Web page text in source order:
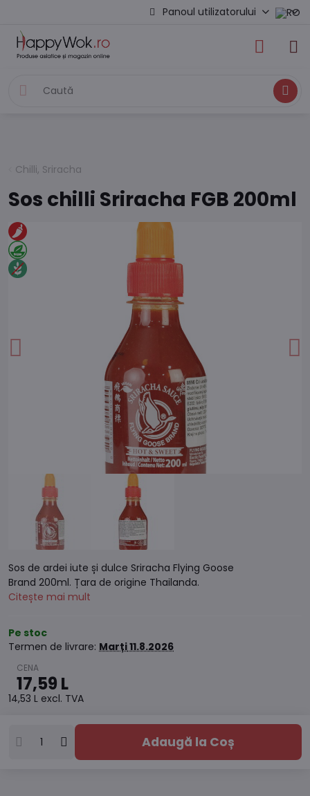
Panoul utilizatorului
Caută
Chilli, Sriracha
Sos chilli Sriracha FGB 200ml
Sos de ardei iute și dulce Sriracha Flying Goose
Brand 200ml. Țara de origine Thailanda.
Citește mai mult
Pe stoc
Termen de livrare: Marți11.8.2026
17,59 L
14,53 L excl. TVA
Adaugă la Coș